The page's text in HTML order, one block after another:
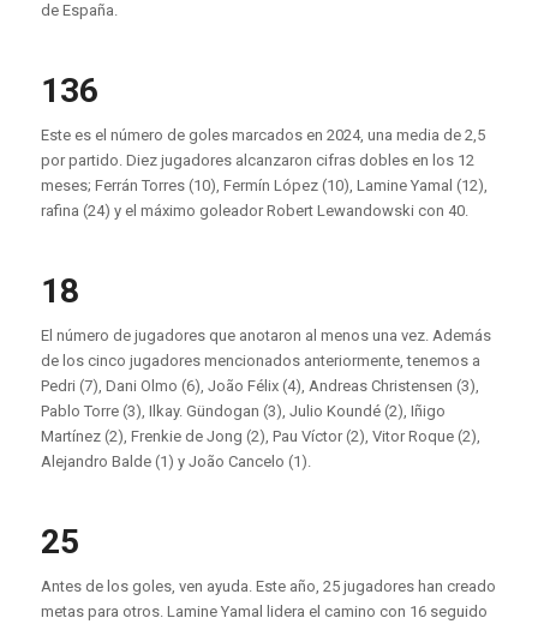
de España.
136
Este es el número de goles marcados en 2024, una media de 2,5
por partido. Diez jugadores alcanzaron cifras dobles en los 12
meses; Ferrán Torres (10), Fermín López (10), Lamine Yamal (12),
rafina (24) y el máximo goleador Robert Lewandowski con 40.
18
El número de jugadores que anotaron al menos una vez. Además
de los cinco jugadores mencionados anteriormente, tenemos a
Pedri (7), Dani Olmo (6), João Félix (4), Andreas Christensen (3),
Pablo Torre (3), Ilkay. Gündogan (3), Julio Koundé(2), Iñigo
Martínez (2), Frenkie de Jong (2), Pau Víctor (2), Vitor Roque (2),
Alejandro Balde (1) y João Cancelo (1).
25
Antes de los goles, ven ayuda. Este año, 25 jugadores han creado
metas para otros. Lamine Yamal lidera el camino con 16 seguido